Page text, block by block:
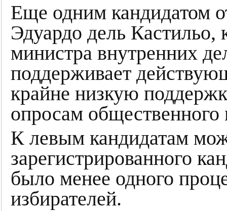
Еще одним кандидатом
Эдуардо дель Кастильо,
министра внутренних
поддерживает
крайне низкую
опросам
К левым кандидатам
зарегистрированного
было менее одного
избирателей.